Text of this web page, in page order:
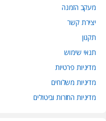
מעקב הזמנה
יצירת קשר
תקנון
תנאי שימוש
מדיניות פרטיות
מדיניות משלוחים
מדיניות החזרות וביטולים